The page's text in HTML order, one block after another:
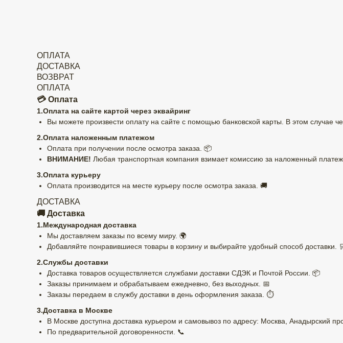
ОПЛАТА
ДОСТАВКА
ВОЗВРАТ
ОПЛАТА
💳 Оплата
1.Оплата на сайте картой через эквайринг
Вы можете произвести оплату на сайте с помощью банковской карты. В этом случае
2.Оплата наложенным платежом
Оплата при получении после осмотра заказа. 📦
ВНИМАНИЕ! Любая транспортная компания взимает комиссию за наложенный
3.Оплата курьеру
Оплата производится на месте курьеру после осмотра заказа. 🚚
ДОСТАВКА
🚚 Доставка
1.Международная доставка
Мы доставляем заказы по всему миру. 🌍
Добавляйте понравившиеся товары в корзину и выбирайте удобный способ доставки.
2.Службы доставки
Доставка товаров осуществляется службами доставки СДЭК и Почтой России. 📦
Заказы принимаем и обрабатываем ежедневно, без выходных. 📅
Заказы передаем в службу доставки в день оформления заказа. ⏱️
3.Доставка в Москве
В Москве доступна доставка курьером и самовывоз по адресу: Москва, Анадырский
По предварительной договоренности. 📞